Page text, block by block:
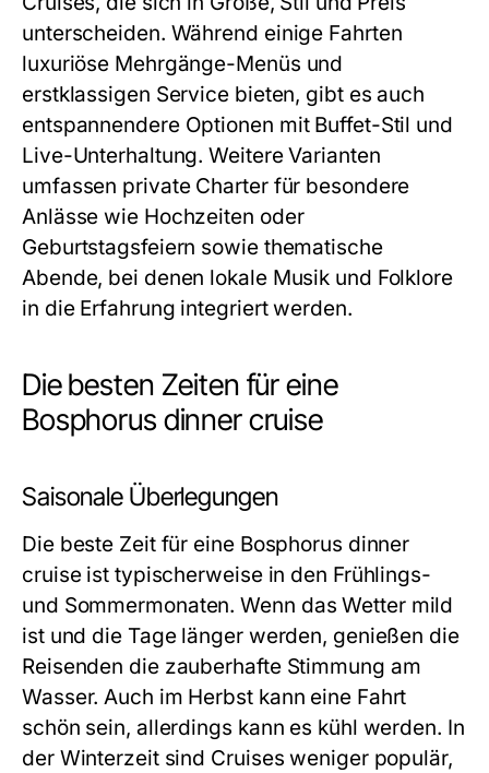
unterscheiden. Während einige Fahrten
luxuriöse Mehrgänge-Menüs und
erstklassigen Service bieten, gibt es auch
entspannendere Optionen mit Buffet-Stil und
Live-Unterhaltung. Weitere Varianten
umfassen private Charter für besondere
Anlässe wie Hochzeiten oder
Geburtstagsfeiern sowie thematische
Abende, bei denen lokale Musik und Folklore
in die Erfahrung integriert werden.
Die besten Zeiten für eine
Bosphorus dinner cruise
Saisonale Überlegungen
Die beste Zeit für eine Bosphorus dinner
cruise ist typischerweise in den Frühlings-
und Sommermonaten. Wenn das Wetter mild
ist und die Tage länger werden, genießen die
Reisenden die zauberhafte Stimmung am
Wasser. Auch im Herbst kann eine Fahrt
schön sein, allerdings kann es kühl werden. In
der Winterzeit sind Cruises weniger populär,